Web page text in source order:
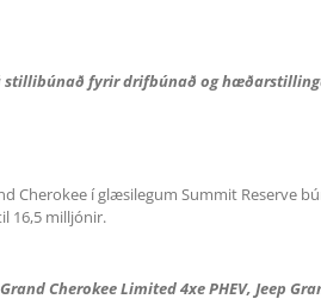
stillibúnað fyrir drifbúnað og
Cherokee í glæsilegum Summit Reserve
16,5 milljónir.
Cherokee Limited 4xe PHEV, Jeep